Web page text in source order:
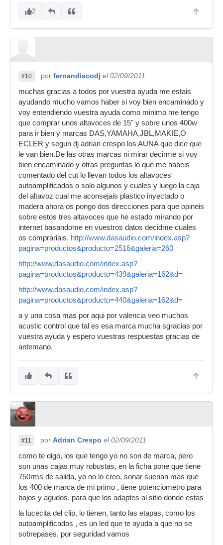
2
#10 por fernandiscodj el 02/09/2011
muchas gracias a todos por vuestra ayuda me estais
ayudando mucho vamos haber si voy bien encaminado y
voy entendiendo vuestra ayuda como minimo me tengo
que comprar unos altavoces de 15" y sobre unos 400w
para ir bien y marcas DAS,YAMAHA,JBL,MAKIE,O
ECLER y segun dj adrian crespo los AUNA que dice que
le van bien.De las otras marcas ni mirar decirme si voy
bien encaminado y otras preguntas lo que me habeis
comentado del cut lo llevan todos los altavoces
autoamplificados o solo algunos y cuales y luego la caja
del altavoz cual me aconsejais plastico inyectado o
madera ahora os pongo dos direcciones para que opineis
sobre estos tres altavoces que he estado mirando por
internet basandome en vuestros datos decidme cuales
os comprariais. http://www.dasaudio.com/index.asp?
pagina=productos&producto=2516&galeria=260
http://www.dasaudio.com/index.asp?
pagina=productos&producto=439&galeria=162&d=
http://www.dasaudio.com/index.asp?
pagina=productos&producto=440&galeria=162&d=
a y una cosa mas por aqui por valencia veo muchos
acustic control que tal es esa marca mucha sgracias por
vuestra ayuda y espero vuestras respuestas gracias de
antemano.
#11 por Adrian Crespo el 02/09/2011
como te digo, los que tengo yo no son de marca, pero
son unas cajas muy robustas, en la ficha pone que tiene
750rms de salida, yo no lo creo, sonar suenan mas que
los 400 de marca de mi primo , tiene potenciometro para
bajos y agudos, para que los adaptes al sitio donde estas
la lucecita del clip, lo tienen, tanto las etapas, como los
autoamplificados , es un led que te ayuda a que no se
sobrepases, por seguridad vamos